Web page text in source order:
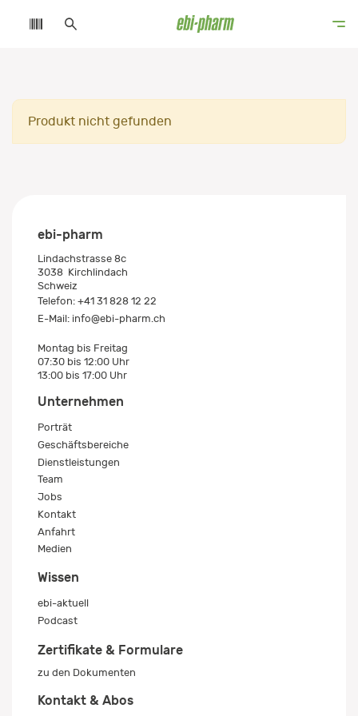
Produkt nicht gefunden
ebi-pharm
Lindachstrasse 8c
3038 Kirchlindach
Schweiz
Telefon: +41 31 828 12 22
E-Mail: info@ebi-pharm.ch
Montag bis Freitag
07:30 bis 12:00 Uhr
13:00 bis 17:00 Uhr
Unternehmen
Porträt
Geschäftsbereiche
Dienstleistungen
Team
Jobs
Kontakt
Anfahrt
Medien
Wissen
ebi-aktuell
Podcast
Zertifikate & Formulare
zu den Dokumenten
Kontakt & Abos